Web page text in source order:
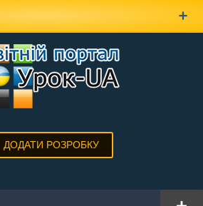
ДОДАТИ РОЗРОБКУ